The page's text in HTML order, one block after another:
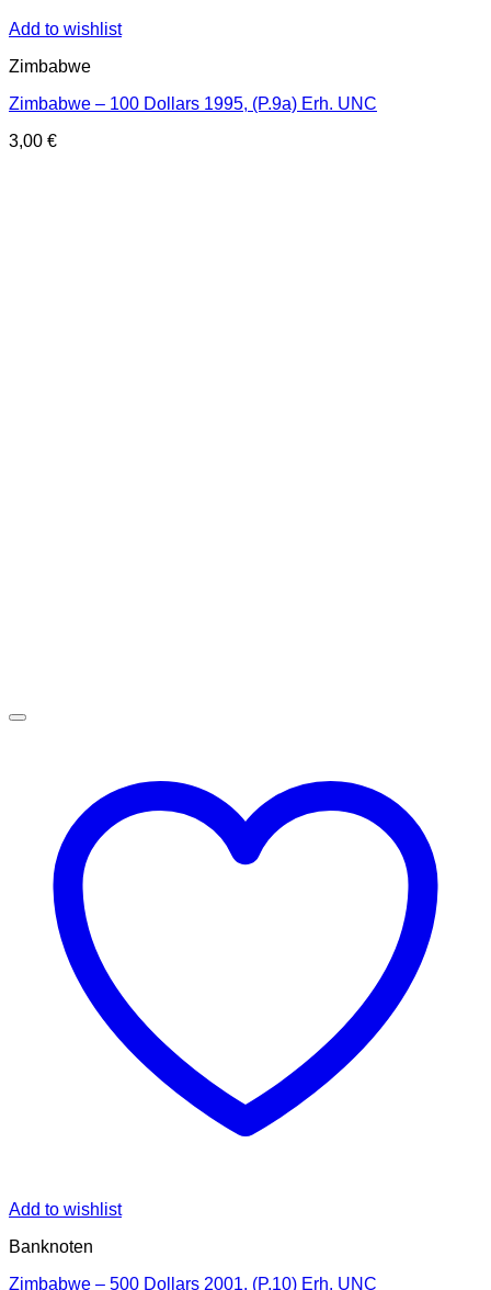
Add to wishlist
Zimbabwe
Zimbabwe – 100 Dollars 1995, (P.9a) Erh. UNC
3,00 €
Add to wishlist
Banknoten
Zimbabwe – 500 Dollars 2001, (P.10) Erh. UNC